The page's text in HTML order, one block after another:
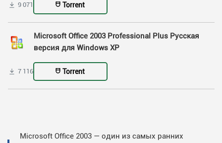
9 071 Torrent
Microsoft Office 2003 Professional Plus Русская
версия для Windows XP
7 116 Torrent
Microsoft Office 2003 — один из самых ранних